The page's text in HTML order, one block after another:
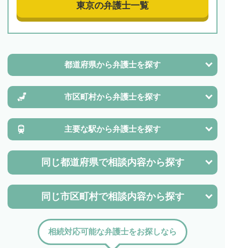
東京の弁護士一覧
都道府県から弁護士を探す
市区町村から弁護士を探す
主要な駅から弁護士を探す
同じ都道府県で相談内容から探す
同じ市区町村で相談内容から探す
相続対応可能な弁護士をお探しなら